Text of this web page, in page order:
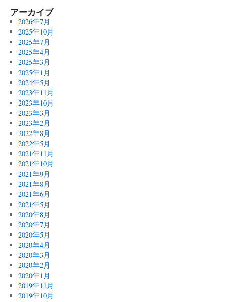
アーカイブ
2026年7月
2025年10月
2025年7月
2025年4月
2025年3月
2025年1月
2024年5月
2023年11月
2023年10月
2023年3月
2023年2月
2022年8月
2022年5月
2021年11月
2021年10月
2021年9月
2021年8月
2021年6月
2021年5月
2020年8月
2020年7月
2020年5月
2020年4月
2020年3月
2020年2月
2020年1月
2019年11月
2019年10月